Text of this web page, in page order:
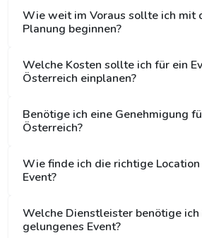
Wie weit im Voraus sollte ich mit
Planung beginnen?
Welche Kosten sollte ich für ein
Österreich einplanen?
Benötige ich eine Genehmigung
Österreich?
Wie finde ich die richtige
Event?
Welche Dienstleister benötige ich
gelungenes Event?